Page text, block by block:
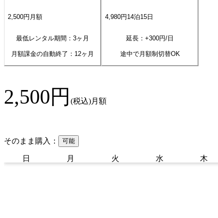
2,500円 月額
最低レンタル期間：3ヶ月
月額課金の自動終了： 12ヶ月
4,980円14泊15日
延長：+300円/日
途中で月額制切替OK
2,500円 (税込)月額
そのまま購入： 可能
日 月 火 水 木